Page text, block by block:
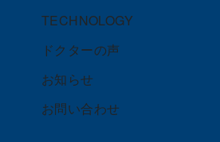
TECHNOLOGY
ドクターの声
お知らせ
お問い合わせ